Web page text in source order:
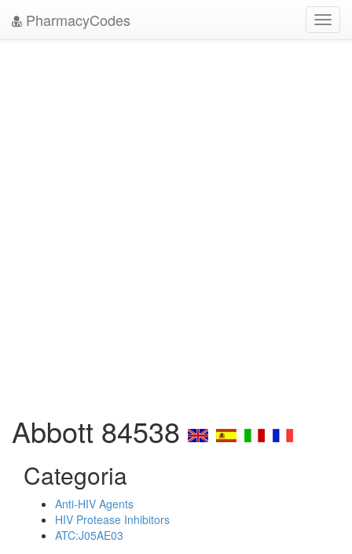
PharmacyCodes
Abbott 84538
Categoria
Anti-HIV Agents
HIV Protease Inhibitors
ATC:J05AE03